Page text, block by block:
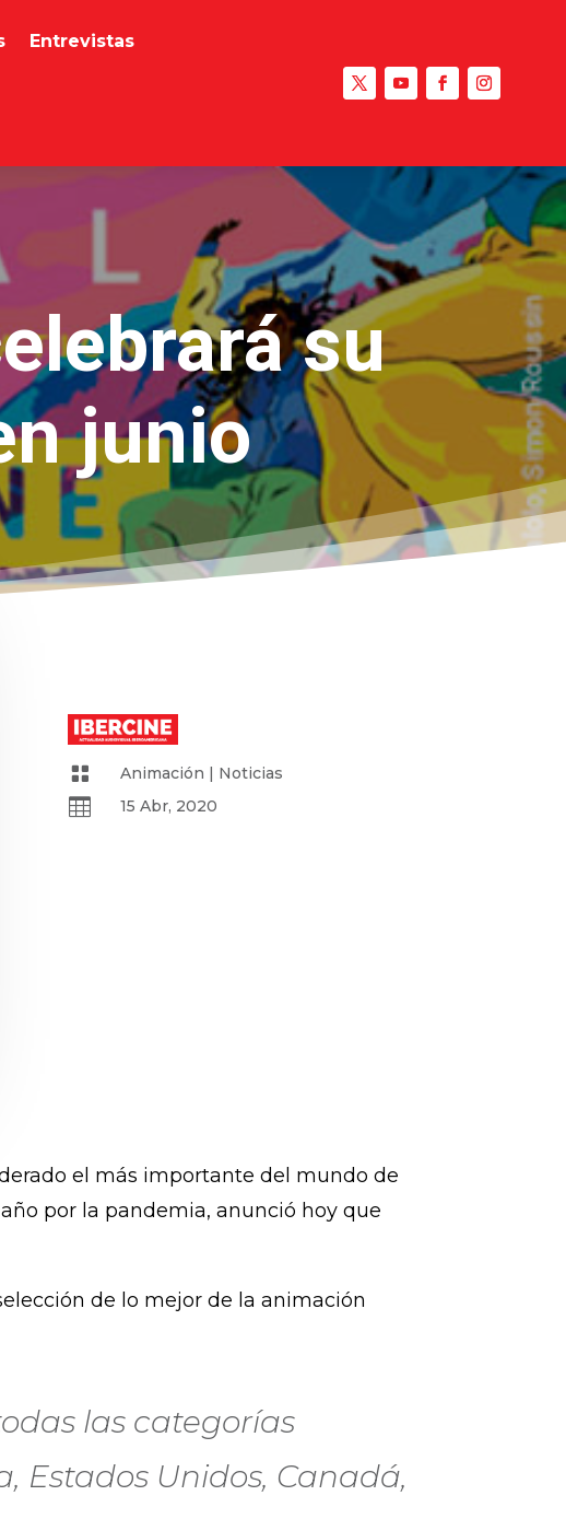
Entrevistas
su
junio
 Animación | Noticias
 15 Abr, 2020
el más importante del mundo de
por la pandemia, anunció hoy que
de lo mejor de la animación
las categorías
Estados Unidos, Canadá,